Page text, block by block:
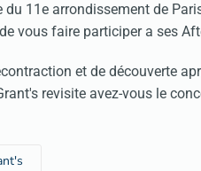
11e arrondissement de
vous faire participer a ses
et de découverte
revisite avez-vous le